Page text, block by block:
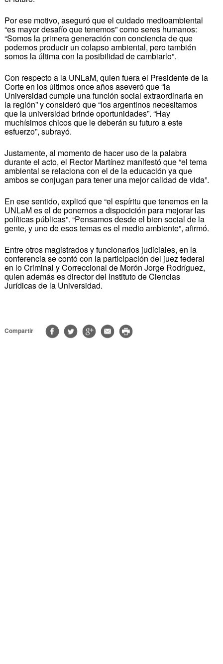
Por ese motivo, aseguró que el cuidado medioambiental
“es mayor desafío que tenemos” como seres humanos:
“Somos la primera generación con conciencia de que
podemos producir un colapso ambiental, pero también
somos la última con la posibilidad de cambiarlo”.
Con respecto a la UNLaM, quien fuera el Presidente de la
Corte en los últimos once años aseveró que “la
Universidad cumple una función social extraordinaria en
la región” y consideró que “los argentinos necesitamos
que la universidad brinde oportunidades”. “Hay
muchísimos chicos que le deberán su futuro a este
esfuerzo”, subrayó.
Justamente, al momento de hacer uso de la palabra
durante el acto, el Rector Martínez manifestó que “el tema
ambiental se relaciona con el de la educación ya que
ambos se conjugan para tener una mejor calidad de vida”.
En ese sentido, explicó que “el espíritu que tenemos en la
UNLaM es el de ponernos a dispocición para mejorar las
políticas públicas”. “Pensamos desde el bien social de la
gente, y uno de esos temas es el medio ambiente”, afirmó.
Entre otros magistrados y funcionarios judiciales, en la
conferencia se contó con la participación del juez federal
en lo Criminal y Correccional de Morón Jorge Rodríguez,
quien además es director del Instituto de Ciencias
Jurídicas de la Universidad.
Compartir